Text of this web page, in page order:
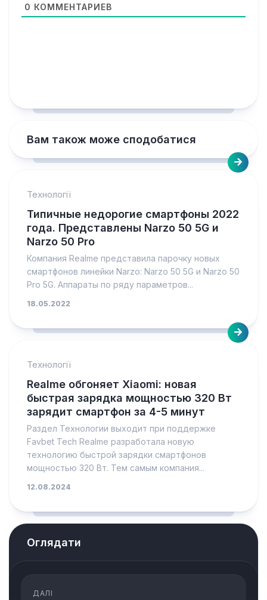
0 КОММЕНТАРИЕВ
Вам також може сподобатися
Технології
Типичные недорогие смартфоны 2022
года. Представлены Narzo 50 5G и
Narzo 50 Pro
Компания Realme представила парочку новых
смартфонов линейки Narzo: Narzo 50 5G и Narzo 50
Pro 5G. Аппараты по ряду параметров...
18.05.2022
Технології
Realme обгоняет Xiaomi: новая
быстрая зарядка мощностью 320 Вт
зарядит смартфон за 4-5 минут
Раздел Технологии выходит при поддержке
Favbet Tech Realme разработала новую
технологию быстрой зарядки смартфонов
мощностью 320 Вт. Тем самым компания...
12.08.2024
Оглядати
ДАЛІ